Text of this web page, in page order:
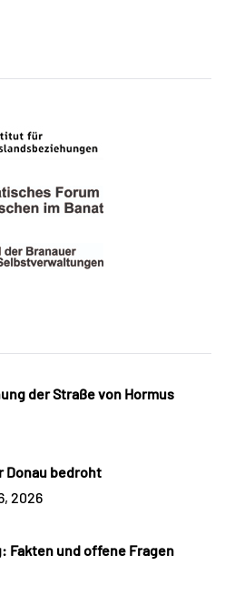
der Straße von Hormus
Donau bedroht
2026
Fakten und offene Fragen